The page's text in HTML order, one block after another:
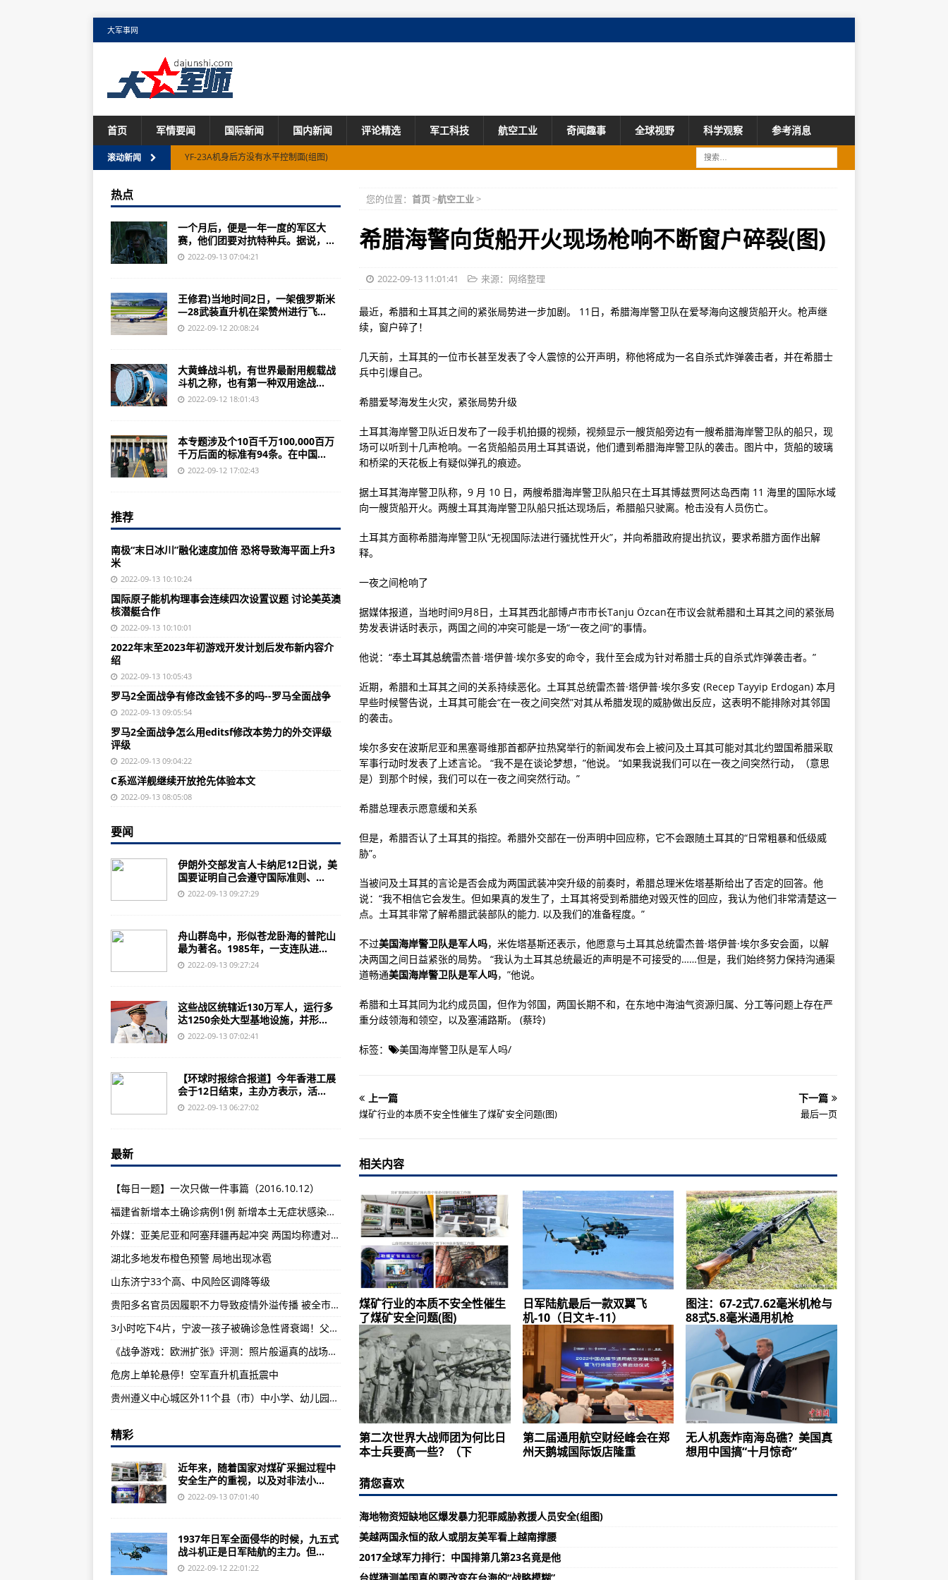
大军事网
首页 军情要闻 国际新闻 国内新闻 评论精选 军工科技 航空工业 奇闻趣事 全球视野 科学观察 参考消息
滚动新闻
新的风暴即将来临——北约快速反应部队的新风暴
奥匈帝国解体后，匈牙利军队是如何做到的？
美媒：海军陆战队专利获得者未来可能改变海战概念(图)
新发现“超级地球”或支持生命存在 表面可能有液态水
中国代表：美英澳核潜艇合作不是三国可以私自处理的事情
南极“末日冰川”融化速度加倍 恐将导致海平面上升3米
基辅欢呼“夺回领土”，俄军解释“重新部署”，乌克兰一周经历了什么？
国际原子能机构理事会连续四次设置议题 讨论美英澳核潜艇合作
中国JF-22超高速风洞项目在2018年3月启动
2022年末至2023年初游戏开发计划后发布新内容介绍
歼-35战机清晰图片曝光：发动机尾喷管十分相似
【每日一题】一次只做一件事篇（2016.10.12）
苏-27战斗机空中优势重型战斗机歼15舰载机空中
大西洋堡垒中到底有些啥呢？美军现身说法，还好进攻早，真是太可怕了！
东部战区在延续＂封锁演习＂的第二天吆喝很多年要＂台舰台造＂
德国国防部长发表国家安全战略主旨演讲 主张加强国防投入
福建省新增本土确诊病例1例 新增本土无症状感染者1例
伊朗外交部发言人：美国需采取建设性态度才能重返伊核协议
火力全开！直击武警第二机动总队比武现场
外媒：亚美尼亚和阿塞拜疆再起冲突 两国均称遭对方猛烈炮击
普陀山好炮连守岛近40年
2017国家公务员考试行测备考：制空权速度与最南端的距离
高炮比战斗机击落了纳粹德国垂死挣扎过程曝光
中国航空工业部队里有哪些“血统”的中国制造？
二战中口径高射炮：M1型90mm防空炮性能接近德国
别怕！击中火力干掉那些家伙就行的家伙！
中国战斗机火控雷达成功捕捉锁定到目标最关键的一环
俄罗斯陆军最重要的截击机米格-31从1983年开始服役
韩国新一代战斗机项目欧洲战斗机落选波音终入围更多(组图)
引入米格21之前，中国空军速度都没有1.5倍音速！
美军飞机发射热焰弹为了应对武装分子偷袭战术(组图)
精品范文模板，值得参考借鉴！《士兵突击》讲了
中国代表在人权理事会发言反对借人权问题干涉斯里兰卡内政
希腊海警向货船开火现场枪响不断窗户碎裂(图)
YF-23A机身后方没有水平控制面(组图)
您的位置： 首页>航空工业>
希腊海警向货船开火现场枪响不断窗户碎裂(图)
2022-09-13 11:01:41 来源：网络整理
最近，希腊和土耳其之间的紧张局势进一步加剧。 11日，希腊海岸警卫队在爱琴海向这艘货船开火。枪声继
续，窗户碎了！
几天前，土耳其的一位市长甚至发表了令人震惊的公开声明，称他将成为一名自杀式炸弹袭击者，并在希腊士
兵中引爆自己。
希腊爱琴海发生火灾，紧张局势升级
土耳其海岸警卫队近日发布了一段手机拍摄的视频，视频显示一艘货船旁边有一艘希腊海岸警卫队的船只，现
场可以听到十几声枪响。一名货船船员用土耳其语说，他们遭到希腊海岸警卫队的袭击。图片中，货船的玻璃
和桥梁的天花板上有疑似弹孔的痕迹。
据土耳其海岸警卫队称，9 月 10 日，两艘希腊海岸警卫队船只在土耳其博兹贾阿达岛西南 11 海里的国际水域
向一艘货船开火。两艘土耳其海岸警卫队船只抵达现场后，希腊船只驶离。枪击没有人员伤亡。
土耳其方面称希腊海岸警卫队“无视国际法进行骚扰性开火”，并向希腊政府提出抗议，要求希腊方面作出解
释。
一夜之间枪响了
据媒体报道，当地时间9月8日，土耳其西北部博卢市市长Tanju Özcan在市议会就希腊和土耳其之间的紧张局
势发表讲话时表示，两国之间的冲突可能是一场“一夜之间”的事情。
他说：“奉土耳其总统雷杰普·塔伊普·埃尔多安的命令，我什至会成为针对希腊士兵的自杀式炸弹袭击者。”
近期，希腊和土耳其之间的关系持续恶化。土耳其总统雷杰普·塔伊普·埃尔多安 (Recep Tayyip Erdogan) 本月
早些时候警告说，土耳其可能会“在一夜之间突然”对其从希腊发现的威胁做出反应，这表明不能排除对其邻国
的袭击。
埃尔多安在波斯尼亚和黑塞哥维那首都萨拉热窝举行的新闻发布会上被问及土耳其可能对其北约盟国希腊采取
军事行动时发表了上述言论。 “我不是在谈论梦想，”他说。 “如果我说我们可以在一夜之间突然行动，（意思
是）到那个时候，我们可以在一夜之间突然行动。”
希腊总理表示愿意缓和关系
但是，希腊否认了土耳其的指控。希腊外交部在一份声明中回应称，它不会跟随土耳其的“日常粗暴和低级威
胁”。
当被问及土耳其的言论是否会成为两国武装冲突升级的前奏时，希腊总理米佐塔基斯给出了否定的回答。他
说：“我不相信它会发生。但如果真的发生了，土耳其将受到希腊绝对毁灭性的回应，我认为他们非常清楚这一
点。土耳其非常了解希腊武装部队的能力. 以及我们的准备程度。”
不过美国海岸警卫队是军人吗，米佐塔基斯还表示，他愿意与土耳其总统雷杰普·塔伊普·埃尔多安会面，以解
决两国之间日益紧张的局势。 “我认为土耳其总统最近的声明是不可接受的……但是，我们始终努力保持沟通渠
道畅通美国海岸警卫队是军人吗，”他说。
希腊和土耳其同为北约成员国，但作为邻国，两国长期不和，在东地中海油气资源归属、分工等问题上存在严
重分歧领海和领空，以及塞浦路斯。 (蔡玲)
标签： 美国海岸警卫队是军人吗/
上一篇
煤矿行业的本质不安全性催生了煤矿安全问题(图)
下一篇
最后一页
相关内容
煤矿行业的本质不安全性催生
了煤矿安全问题(图)
日军陆航最后一款双翼飞
机-10（日文キ-11）
图注：67-2式7.62毫米机枪与
88式5.8毫米通用机枪
第二次世界大战师团为何比日
本士兵要高一些？（下
第二届通用航空财经峰会在郑
州天鹅城国际饭店隆重
无人机轰炸南海岛礁？美国真
想用中国搞“十月惊奇”
猜您喜欢
海地物资短缺地区爆发暴力犯罪威胁救援人员安全(组图)
美越两国永恒的敌人或朋友美军看上越南撑腰
2017全球军力排行：中国排第几第23名竟是他
热点
一个月后，便是一年一度的军区大
赛，他们团要对抗特种兵。据说，...
2022-09-13 07:04:21
王修君)当地时间2日，一架俄罗斯米
—28武装直升机在梁赞州进行飞...
2022-09-12 20:08:24
大黄蜂战斗机，有世界最耐用舰载战
斗机之称，也有第一种双用途战...
2022-09-12 18:01:43
本专题涉及个10百千万100,000百万
千万后面的标准有94条。在中国...
2022-09-12 17:02:43
推荐
南极“末日冰川”融化速度加倍 恐将导致海平面上升3
米
2022-09-13 10:10:24
国际原子能机构理事会连续四次设置议题 讨论美英澳
核潜艇合作
2022-09-13 10:10:01
2022年末至2023年初游戏开发计划后发布新内容介
绍
2022-09-13 10:05:43
罗马2全面战争有修改金钱不多的吗--罗马全面战争
2022-09-13 09:05:54
罗马2全面战争怎么用editsf修改本势力的外交评级
评级
2022-09-13 09:04:22
C系巡洋舰继续开放抢先体验本文
2022-09-13 08:05:08
要闻
伊朗外交部发言人卡纳尼12日说，美
国要证明自己会遵守国际准则、...
2022-09-13 09:27:29
舟山群岛中，形似苍龙卧海的普陀山
最为著名。1985年，一支连队进...
2022-09-13 09:27:24
这些战区统辖近130万军人，运行多
达1250余处大型基地设施，并形...
2022-09-13 07:02:41
【环球时报综合报道】今年香港工展
会于12日结束，主办方表示，活...
2022-09-13 06:27:02
最新
【每日一题】一次只做一件事篇（2016.10.12）
福建省新增本土确诊病例1例 新增本土无症状感染者1例
外媒：亚美尼亚和阿塞拜疆再起冲突 两国均称遭对方猛烈炮击
湖北多地发布橙色预警 局地出现冰雹
山东济宁33个高、中风险区调降等级
贵阳多名官员因履职不力导致疫情外溢传播 被全市通报批评
3小时吃下4片，宁波一孩子被确诊急性肾衰竭！父母后悔不已！
《战争游戏：欧洲扩张》评测：照片般逼真的战场渲染为目标
危房上单轮悬停！空军直升机直抵震中
贵州遵义中心城区外11个县（市）中小学、幼儿园明日起复课
精彩
近年来，随着国家对煤矿采掘过程中
安全生产的重视，以及对非法小...
2022-09-13 07:01:40
1937年日军全面侵华的时候，九五式
战斗机正是日军陆航的主力。但...
2022-09-12 22:01:22